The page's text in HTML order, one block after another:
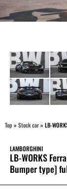
Top »Stock car»LB-
LAMBORGHINI
LB-WORKS
Bumper type]